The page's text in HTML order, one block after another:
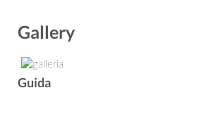
Gallery
Guida